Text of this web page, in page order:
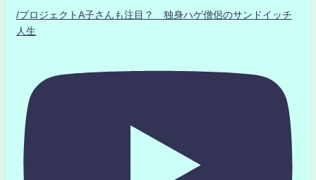
/プロジェクトA子さんも注目？ 独身ハゲ僧侶のサンドイッチ
人生